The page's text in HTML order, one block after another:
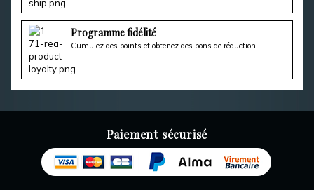
Programme fidélité
Cumulez des points et obtenez des bons de réduction
Paiement sécurisé